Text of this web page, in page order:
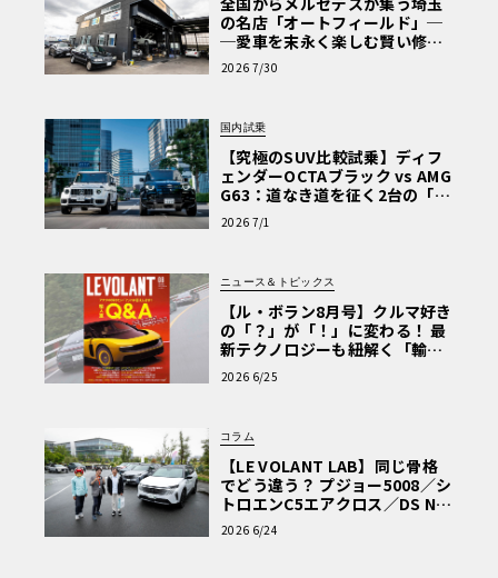
の名店「オートフィールド」─
─愛車を末永く楽しむ賢い修理
術と、プロがフックス製オイル
を選ぶ理由〈PR〉
2026 7/30
国内試乗
【究極のSUV比較試乗】ディフ
ェンダーOCTAブラック vs AMG
G63：道なき道を征く2台の「対
極的アプローチ」
2026 7/1
ニュース＆トピックス
【ル・ボラン8月号】クルマ好き
の「？」が「！」に変わる！ 最
新テクノロジーも紐解く「輸入
車Q&A」
2026 6/25
コラム
【LE VOLANT LAB】同じ骨格
でどう違う？ プジョー5008／シ
トロエンC5エアクロス／DS Nº4
読者一気乗りレポート
2026 6/24